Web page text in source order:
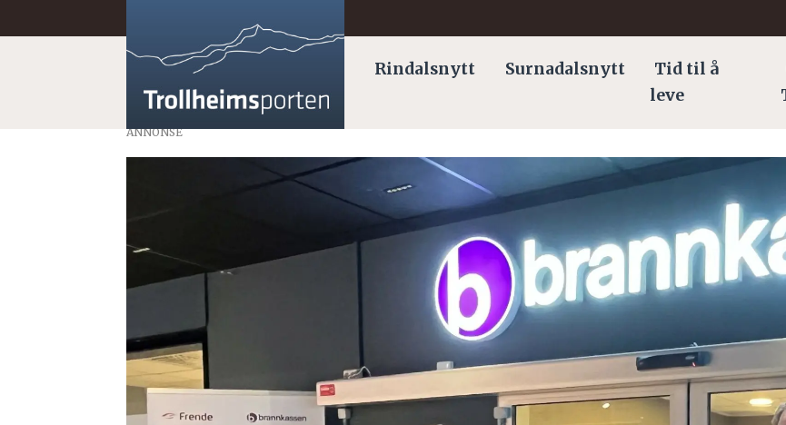
Rindalsnytt Surnadalsnytt
Tid til å
leve
ANNONSE